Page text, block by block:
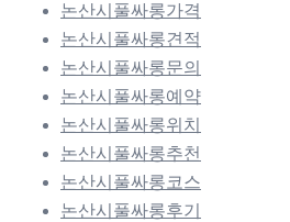
논산시풀싸롱가격
논산시풀싸롱견적
논산시풀싸롱문의
논산시풀싸롱예약
논산시풀싸롱위치
논산시풀싸롱추천
논산시풀싸롱코스
논산시풀싸롱후기